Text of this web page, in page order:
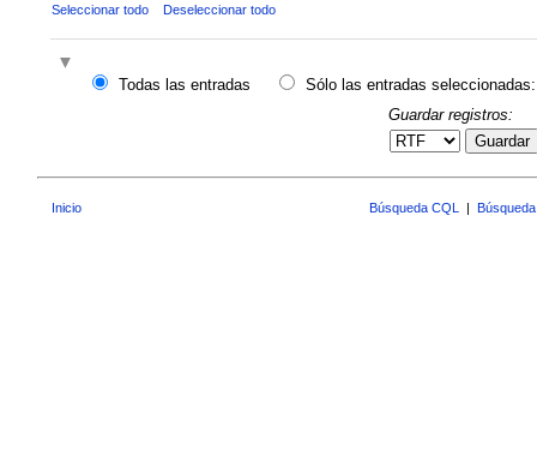
Seleccionar todo Deseleccionar todo
Todas las entradas
Sólo las entradas seleccionadas:
Guardar registros:
Guardar
Inicio Búsqueda CQL